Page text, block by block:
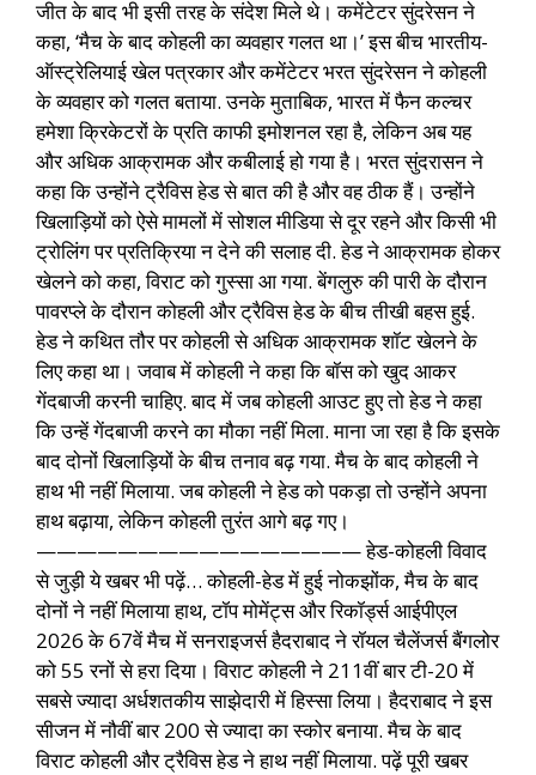
जीत के बाद भी इसी तरह के संदेश मिले थे। कमेंटेटर सुंदरेसन ने
कहा, ‘मैच के बाद कोहली का व्यवहार गलत था।’ इस बीच भारतीय-
ऑस्ट्रेलियाई खेल पत्रकार और कमेंटेटर भरत सुंदरेसन ने कोहली
के व्यवहार को गलत बताया. उनके मुताबिक, भारत में फैन कल्चर
हमेशा क्रिकेटरों के प्रति काफी इमोशनल रहा है, लेकिन अब यह
और अधिक आक्रामक और कबीलाई हो गया है। भरत सुंदरासन ने
कहा कि उन्होंने ट्रैविस हेड से बात की है और वह ठीक हैं। उन्होंने
खिलाड़ियों को ऐसे मामलों में सोशल मीडिया से दूर रहने और किसी भी
ट्रोलिंग पर प्रतिक्रिया न देने की सलाह दी. हेड ने आक्रामक होकर
खेलने को कहा, विराट को गुस्सा आ गया. बेंगलुरु की पारी के दौरान
पावरप्ले के दौरान कोहली और ट्रैविस हेड के बीच तीखी बहस हुई.
हेड ने कथित तौर पर कोहली से अधिक आक्रामक शॉट खेलने के
लिए कहा था। जवाब में कोहली ने कहा कि बॉस को खुद आकर
गेंदबाजी करनी चाहिए. बाद में जब कोहली आउट हुए तो हेड ने कहा
कि उन्हें गेंदबाजी करने का मौका नहीं मिला. माना जा रहा है कि इसके
बाद दोनों खिलाड़ियों के बीच तनाव बढ़ गया. मैच के बाद कोहली ने
हाथ भी नहीं मिलाया. जब कोहली ने हेड को पकड़ा तो उन्होंने अपना
हाथ बढ़ाया, लेकिन कोहली तुरंत आगे बढ़ गए।
———————————————— हेड-कोहली विवाद
से जुड़ी ये खबर भी पढ़ें… कोहली-हेड में हुई नोकझोंक, मैच के बाद
दोनों ने नहीं मिलाया हाथ, टॉप मोमेंट्स और रिकॉर्ड्स आईपीएल
2026 के 67वें मैच में सनराइजर्स हैदराबाद ने रॉयल चैलेंजर्स बैंगलोर
को 55 रनों से हरा दिया। विराट कोहली ने 211वीं बार टी-20 में
सबसे ज्यादा अर्धशतकीय साझेदारी में हिस्सा लिया। हैदराबाद ने इस
सीजन में नौवीं बार 200 से ज्यादा का स्कोर बनाया. मैच के बाद
विराट कोहली और ट्रैविस हेड ने हाथ नहीं मिलाया. पढ़ें पूरी खबर